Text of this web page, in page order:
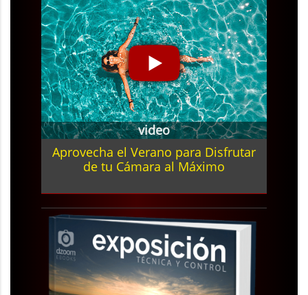
video
Aprovecha el Verano para Disfrutar
de tu Cámara al Máximo